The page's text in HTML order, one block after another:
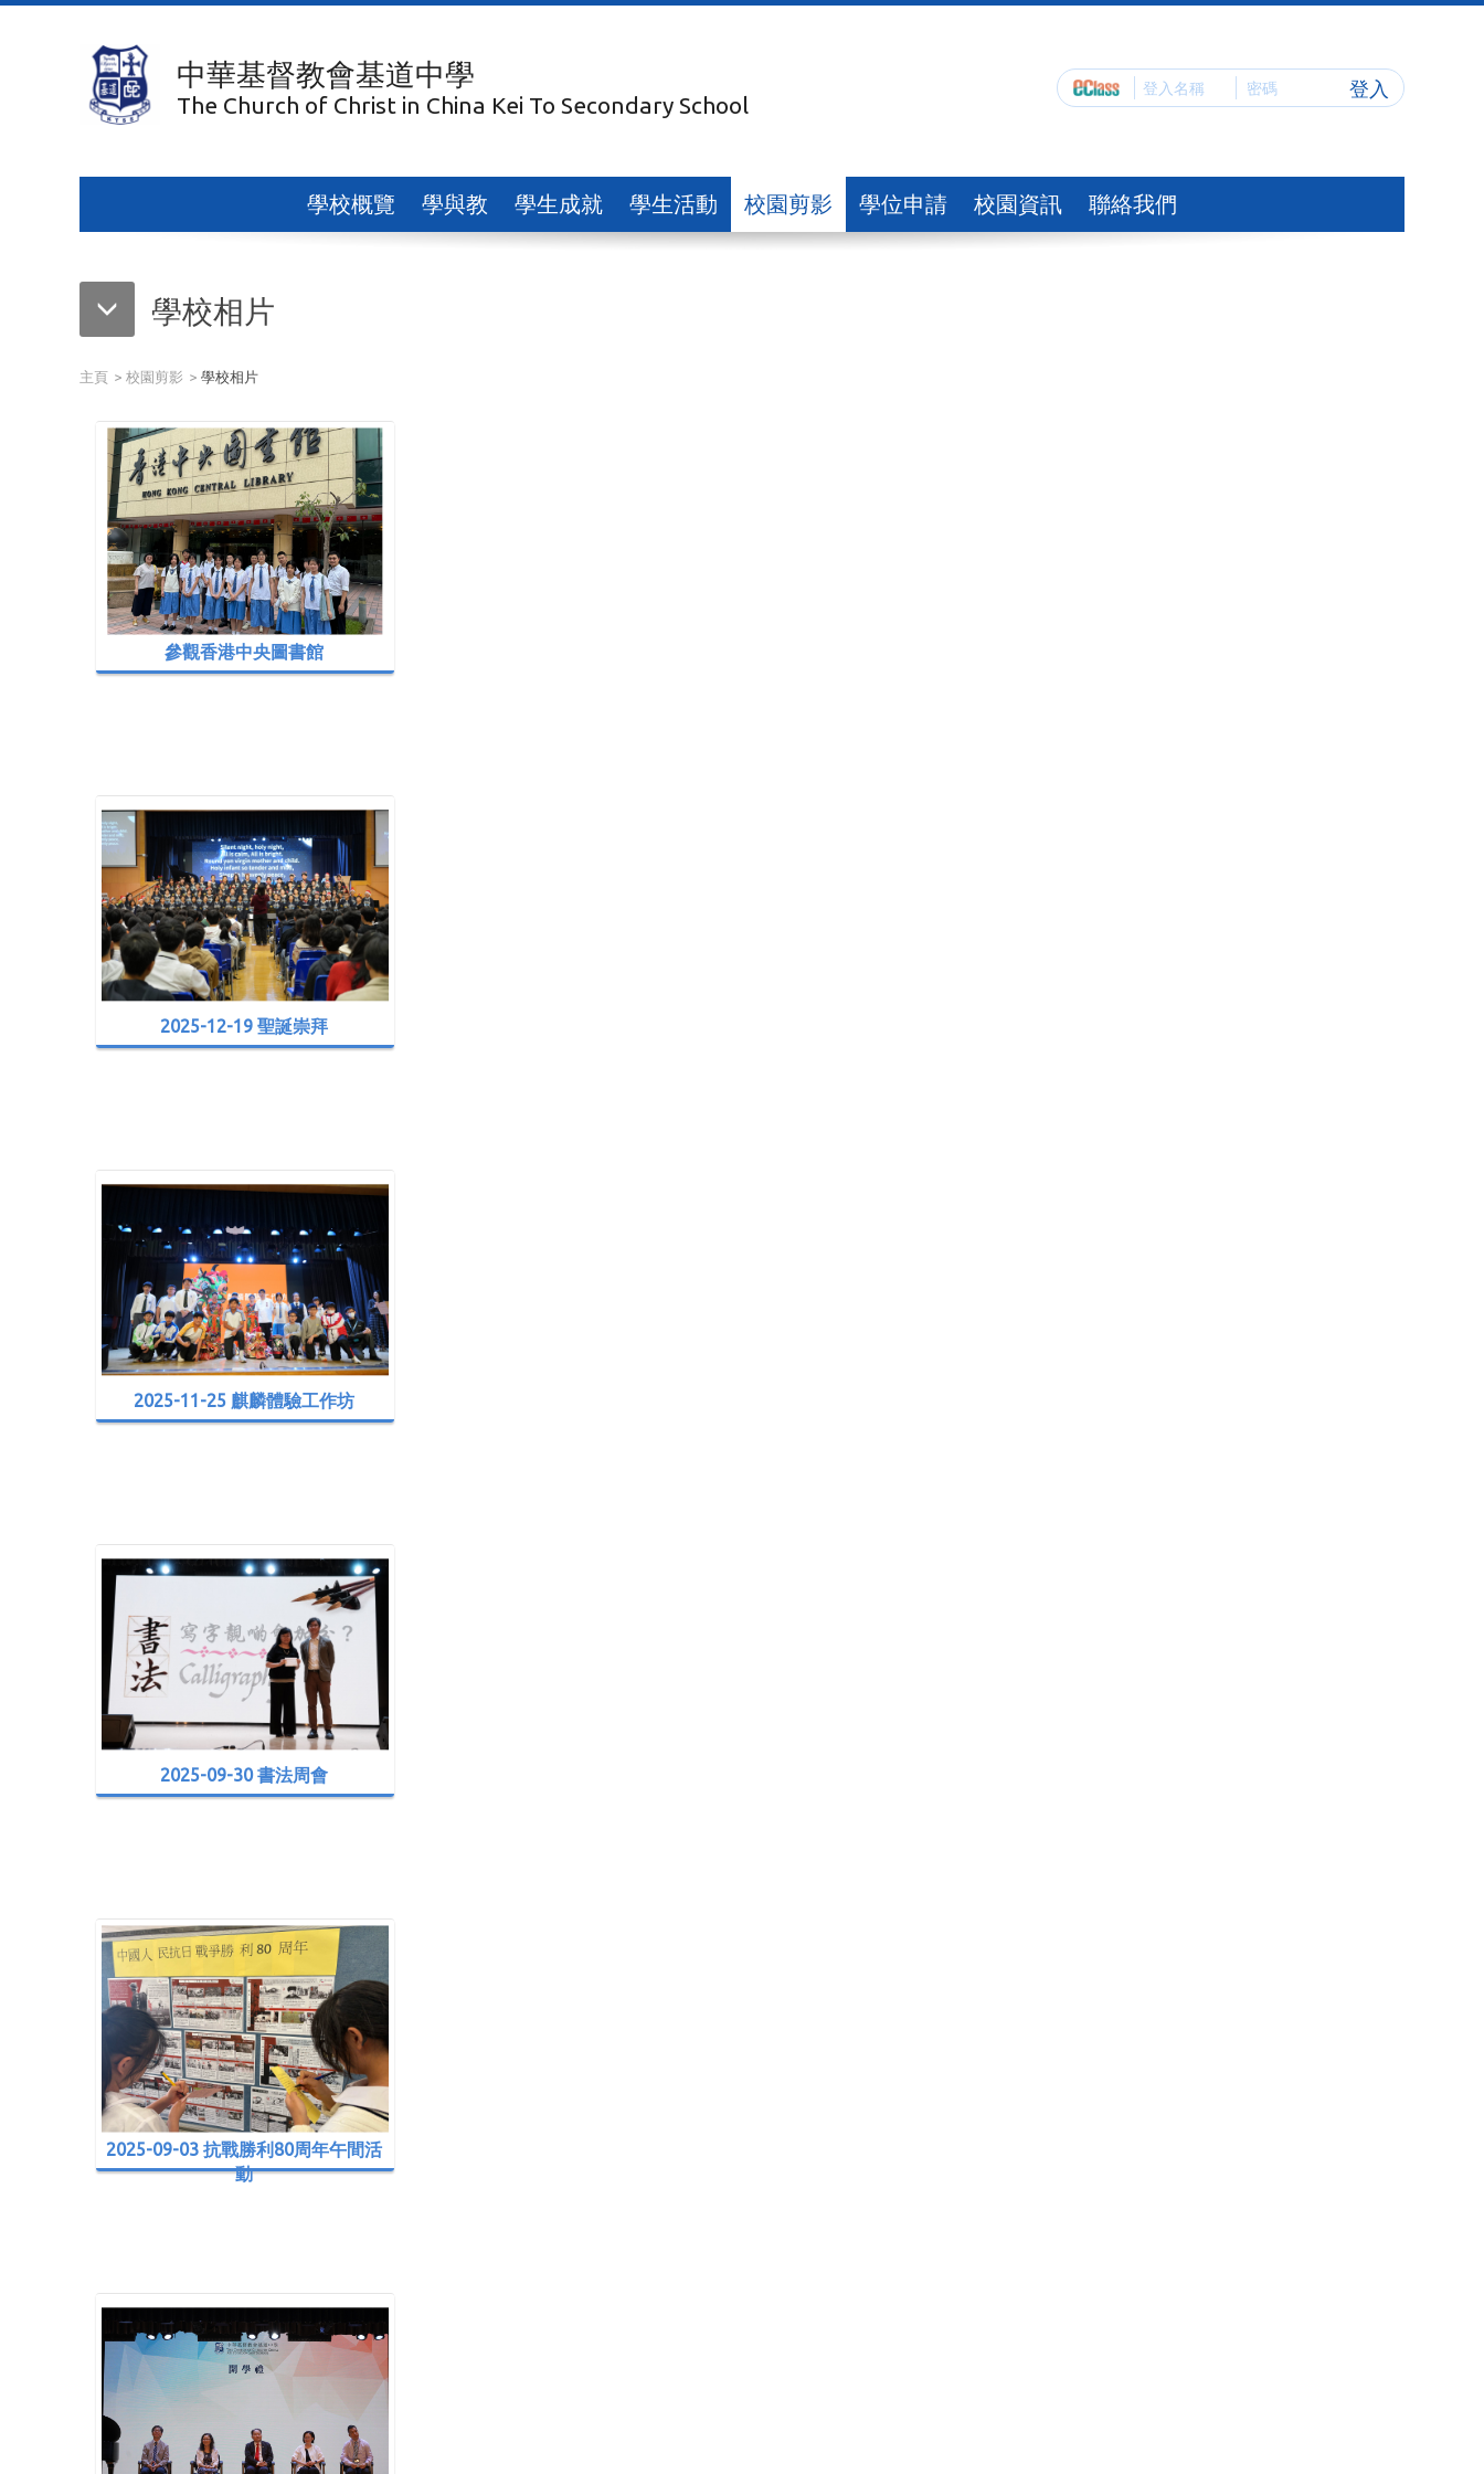
中華基督教會基道中學
The Church of Christ in China Kei To Secondary School
登入
學校概覽 學與教 學生成就 學生活動 校園剪影 學位申請 校園資訊 聯絡我們
學校相片
主頁 校園剪影 學校相片
參觀香港中央圖書館
2025-12-19 聖誕崇拜
2025-11-25 麒麟體驗工作坊
2025-09-30 書法周會
2025-09-03 抗戰勝利80周年午間活
動